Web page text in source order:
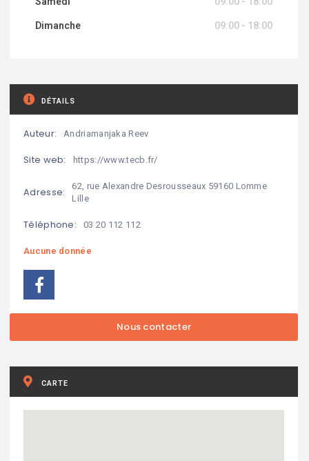
Dimanche 09:00 - 18:00
DÉTAILS
Auteur: Andriamanjaka Reev
Site web: https://www.tecb.fr/
Adresse:
62, rue Alexandre Desrousseaux 59160 Lomme
Lille
Téléphone: 03 20 112 112
Aucune donnée
CARTE